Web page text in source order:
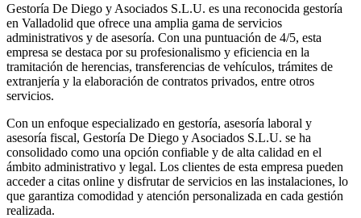
Gestoría De Diego y Asociados S.L.U. es una reconocida gestoría
en Valladolid que ofrece una amplia gama de servicios
administrativos y de asesoría. Con una puntuación de 4/5, esta
empresa se destaca por su profesionalismo y eficiencia en la
tramitación de herencias, transferencias de vehículos, trámites de
extranjería y la elaboración de contratos privados, entre otros
servicios.
Con un enfoque especializado en gestoría, asesoría laboral y
asesoría fiscal, Gestoría De Diego y Asociados S.L.U. se ha
consolidado como una opción confiable y de alta calidad en el
ámbito administrativo y legal. Los clientes de esta empresa pueden
acceder a citas online y disfrutar de servicios en las instalaciones, lo
que garantiza comodidad y atención personalizada en cada gestión
realizada.